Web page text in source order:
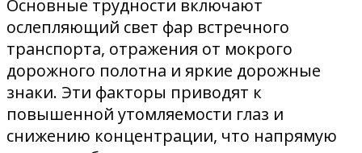
Основные трудности включают
ослепляющий свет фар встречного
транспорта, отражения от мокрого
дорожного полотна и яркие дорожные
знаки. Эти факторы приводят к
повышенной утомляемости глаз и
снижению концентрации, что напрямую